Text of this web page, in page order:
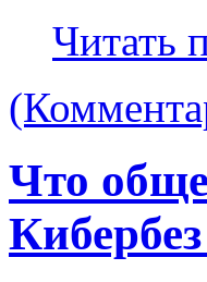
Читать
Что